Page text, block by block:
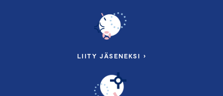
LIITY JÄSENEKSI ›